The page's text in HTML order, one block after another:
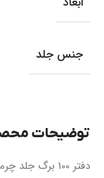
توضیحات
دفتر 100 برگ جلد چرمی با جامدادی | کد:9105
جنس جلد